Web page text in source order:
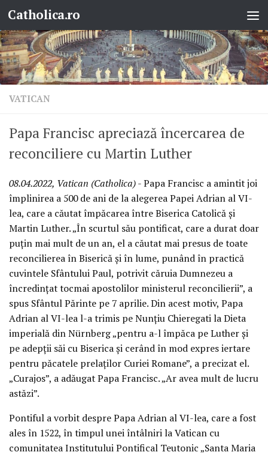
Skip to content
Catholica.ro
VATICAN
Papa Francisc apreciază încercarea de
reconciliere cu Martin Luther
08.04.2022, Vatican (Catholica)- Papa Francisc a amintit joi
împlinirea a 500 de ani de la alegerea Papei Adrian al VI-
lea, care a căutat împăcarea între Biserica Catolică și
Martin Luther. „În scurtul său pontificat, care a durat doar
puțin mai mult de un an, el a căutat mai presus de toate
reconcilierea în Biserică și în lume, punând în practică
cuvintele Sfântului Paul, potrivit căruia Dumnezeu a
încredințat tocmai apostolilor ministerul reconcilierii”, a
spus Sfântul Părinte pe 7 aprilie. Din acest motiv, Papa
Adrian al VI-lea l-a trimis pe Nunțiu Chieregati la Dieta
imperială din Nürnberg „pentru a-l împăca pe Luther și
pe adepții săi cu Biserica și cerând în mod expres iertare
pentru păcatele prelaților Curiei Romane”, a precizat el.
„Curajos”, a adăugat Papa Francisc. „Ar avea mult de lucru
astăzi”.
Pontiful a vorbit despre Papa Adrian al VI-lea, care a fost
ales în 1522, în timpul unei întâlniri la Vatican cu
comunitatea Institutului Pontifical Teutonic „Santa Maria